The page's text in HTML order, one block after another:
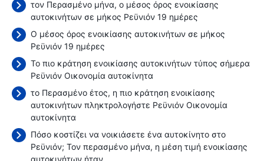
τον Περασμένο μήνα, ο μέσος όρος ενοικίασης
αυτοκινήτων σε μήκος Ρεϋνιόν 19 ημέρες
Ο μέσος όρος ενοικίασης αυτοκινήτων σε μήκος
Ρεϋνιόν 19 ημέρες
Το πιο κράτηση ενοικίασης αυτοκινήτων τύπος σήμερα
Ρεϋνιόν Οικονομία αυτοκίνητα
το Περασμένο έτος, η πιο κράτηση ενοικίασης
αυτοκινήτων πληκτρολογήστε Ρεϋνιόν Οικονομία
αυτοκίνητα
Πόσο κοστίζει να νοικιάσετε ένα αυτοκίνητο στο
Ρεϋνιόν; Τον περασμένο μήνα, η μέση τιμή ενοικίασης
αυτοκινήτων ήταν